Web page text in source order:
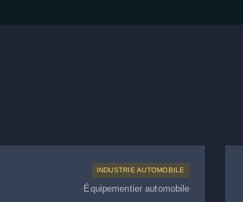
INDUSTRIE AUTOMOBILE
Équipementier automobile